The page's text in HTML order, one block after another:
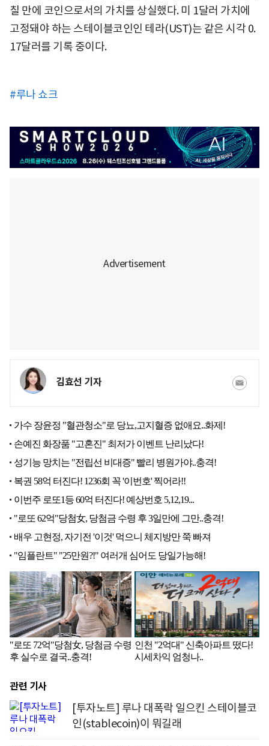
칠 만에 코인으로서의 가치를 상실했다. 미 1달러 가치에
고정돼야 하는 스테이블코인인 테라(UST)는 같은 시각 0.
17달러를 기록 중이다.
#루나 쇼크
김효선 기자
관련 기사
[투자노트] 루나 대폭락 일으킨 스테이블코
인(stablecoin)이 뭐길래